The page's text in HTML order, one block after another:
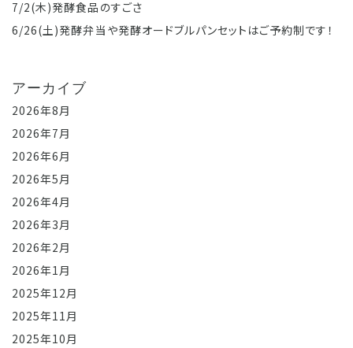
7/2(木)発酵食品のすごさ
6/26(土)発酵弁当や発酵オードブルパンセットはご予約制です！
アーカイブ
2026年8月
2026年7月
2026年6月
2026年5月
2026年4月
2026年3月
2026年2月
2026年1月
2025年12月
2025年11月
2025年10月